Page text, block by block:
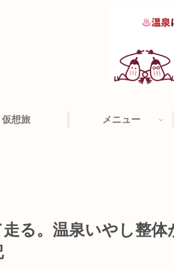
仮想旅 メニュー
る。温泉いやし整